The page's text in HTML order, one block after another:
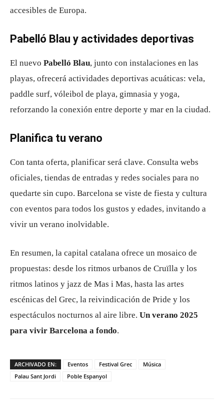
accesibles de Europa.
Pabelló Blau y actividades deportivas
El nuevo Pabelló Blau, junto con instalaciones en las
playas, ofrecerá actividades deportivas acuáticas: vela,
paddle surf, vóleibol de playa, gimnasia y yoga,
reforzando la conexión entre deporte y mar en la ciudad.
Planifica tu verano
Con tanta oferta, planificar será clave. Consulta webs
oficiales, tiendas de entradas y redes sociales para no
quedarte sin cupo. Barcelona se viste de fiesta y cultura
con eventos para todos los gustos y edades, invitando a
vivir un verano inolvidable.
En resumen, la capital catalana ofrece un mosaico de
propuestas: desde los ritmos urbanos de Cruïlla y los
ritmos latinos y jazz de Mas i Mas, hasta las artes
escénicas del Grec, la reivindicación de Pride y los
espectáculos nocturnos al aire libre. Un verano 2025
para vivir Barcelona a fondo.
ARCHIVADO EN: Eventos Festival Grec
Música
Palau Sant Jordi
Poble Espanyol